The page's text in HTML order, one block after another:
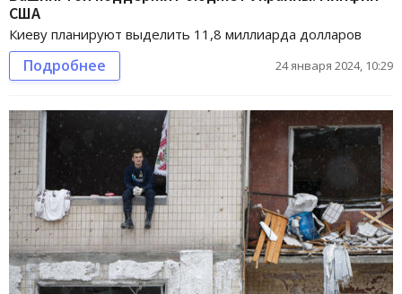
США
Киеву планируют выделить 11,8 миллиарда долларов
Подробнее 24 января 2024, 10:29